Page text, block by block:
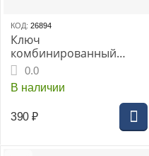
КОД: 26894
Ключ
комбинированный
THORVIK 21мм
CrV(CW00021)
0.0
В наличии
390 ₽